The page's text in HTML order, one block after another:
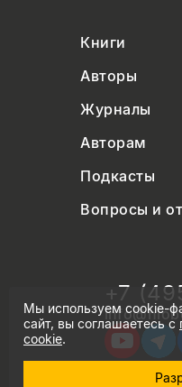
Книги
Авторы
Журналы
Авторам
Подкасты
Вопросы и
+7
Мы используем cookie-
сайт, вы соглашаетесь с
cookie.